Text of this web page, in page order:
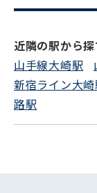
近隣の駅から探
山手線大崎駅
新宿ライン大
路駅